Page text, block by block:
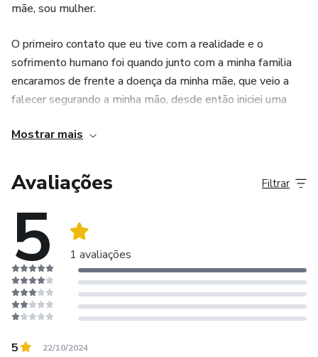
mãe, sou mulher.
O primeiro contato que eu tive com a realidade e o
sofrimento humano foi quando junto com a minha familia
encaramos de frente a doença da minha mãe, que veio a
falecer segurando a minha mão, desde então iniciei uma
religião, com minha feminilidade e os meus papeis diante
da sociedade, me senti inútil mesmo quando tinha uma
familia e uma excelente condição de vida, eu queria mais!
Nesta jornada pude perceber que os problemas que me
abarcavam era também o problema de tantas outras
mulheres, solteiras, casadas, mães de família, divorciadas,
de adolescentes e até mesmo mulheres com mais idade.
Mostrar mais
Avaliações
5 1 avaliações
Filtrar
5 22/10/2024